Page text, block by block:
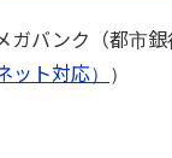
バンク（都市銀
ト対応） ）